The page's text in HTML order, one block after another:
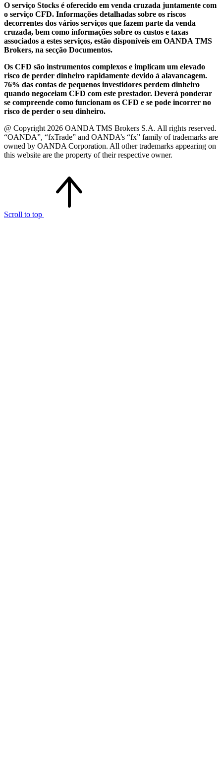
O serviço Stocks é oferecido em venda cruzada juntamente com
o serviço CFD. Informações detalhadas sobre os riscos
decorrentes dos vários serviços que fazem parte da venda
cruzada, bem como informações sobre os custos e taxas
associados a estes serviços, estão disponíveis em OANDA TMS
Brokers, na secção Documentos.
Os CFD são instrumentos complexos e implicam um elevado
risco de perder dinheiro rapidamente devido à alavancagem.
76% das contas de pequenos investidores perdem dinheiro
quando negoceiam CFD com este prestador. Deverá ponderar
se compreende como funcionam os CFD e se pode incorrer no
risco de perder o seu dinheiro.
@ Copyright 2026 OANDA TMS Brokers S.A. All rights reserved.
“OANDA”, “fxTrade” and OANDA’s “fx” family of trademarks are
owned by OANDA Corporation. All other trademarks appearing on
this website are the property of their respective owner.
Scroll to top